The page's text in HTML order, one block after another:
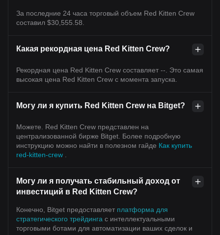
За последние 24 часа торговый объем Red Kitten Crew
составил $30,555.58.
Какая рекордная цена Red Kitten Crew?
Рекордная цена Red Kitten Crew составляет --. Это самая
высокая цена Red Kitten Crew с момента запуска.
Могу ли я купить Red Kitten Crew на Bitget?
Можете. Red Kitten Crew представлен на
централизованной бирже Bitget. Более подробную
инструкцию можно найти в полезном гайде Как купить
red-kitten-crew
Могу ли я получать стабильный доход от
инвестиций в Red Kitten Crew?
Конечно, Bitget предоставляет платформа для
стратегического трейдинга с интеллектуальными
торговыми ботами для автоматизации ваших сделок и